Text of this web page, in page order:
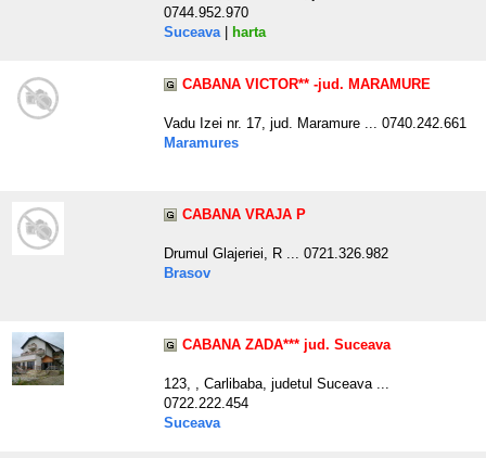
0744.952.970
Suceava| harta
CABANA VICTOR** -jud. MARAMURE
Vadu Izei nr. 17, jud. Maramure ... 0740.242.661
Maramures
CABANA VRAJA P
Drumul Glajeriei, R ... 0721.326.982
Brasov
CABANA ZADA*** jud. Suceava
123, , Carlibaba, judetul Suceava ...
0722.222.454
Suceava